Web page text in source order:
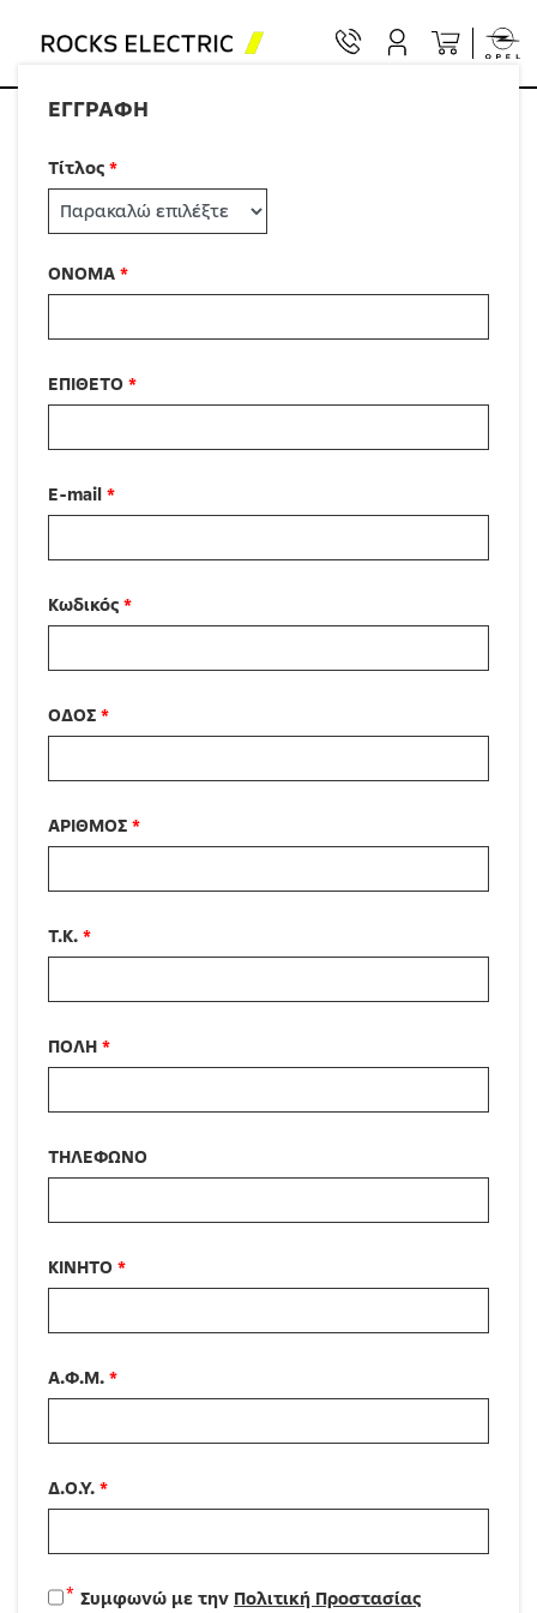
ΕΓΓΡΑΦΗ
Τίτλος *
ΟΝΟΜΑ *
ΕΠΙΘΕΤΟ *
E-mail *
Κωδικός *
ΟΔΟΣ *
ΑΡΙΘΜΟΣ *
Τ.Κ. *
ΠΟΛΗ *
ΤΗΛΕΦΩΝΟ
ΚΙΝΗΤΟ *
Α.Φ.Μ. *
Δ.Ο.Υ. *
* Συμφωνώ με την Πολιτική Προστασίας